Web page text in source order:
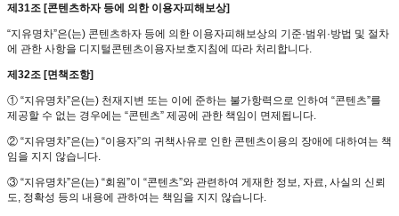
제31조 [콘텐츠하자 등에 의한 이용자피해보상]
“지유명차”은(는) 콘텐츠하자 등에 의한 이용자피해보상의 기준·범위·방법 및 절차
에 관한 사항을 디지털콘텐츠이용자보호지침에 따라 처리합니다.
제32조 [면책조항]
① “지유명차”은(는) 천재지변 또는 이에 준하는 불가항력으로 인하여 “콘텐츠”를
제공할 수 없는 경우에는 “콘텐츠” 제공에 관한 책임이 면제됩니다.
② “지유명차”은(는) “이용자”의 귀책사유로 인한 콘텐츠이용의 장애에 대하여는 책
임을 지지 않습니다.
③ “지유명차”은(는) “회원”이 “콘텐츠”와 관련하여 게재한 정보, 자료, 사실의 신뢰
도, 정확성 등의 내용에 관하여는 책임을 지지 않습니다.